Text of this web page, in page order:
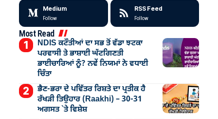
Medium
Follow
RSS Feed
Follow
Most Read
NDIS ਕਟੌਤੀਆਂ ਦਾ ਸਭ ਤੋਂ ਵੱਡਾ ਝਟਕਾ
ਪਰਵਾਸੀ ਤੇ ਭਾਸ਼ਾਈ ਘੱਟਗਿਣਤੀ
ਭਾਈਚਾਰਿਆਂ ਨੂੰ? ਨਵੇਂ ਨਿਯਮਾਂ ਨੇ ਵਧਾਈ
ਚਿੰਤਾ
ਭੈਣ-ਭਰਾ ਦੇ ਪਵਿੱਤਰ ਰਿਸ਼ਤੇ ਦਾ ਪ੍ਰਤੀਕ ਹੈ
ਰੱਖੜੀ ਤਿਉਹਾਰ (Raakhi) – 30-31
ਅਗਸਤ `ਤੇ ਵਿਸ਼ੇਸ਼